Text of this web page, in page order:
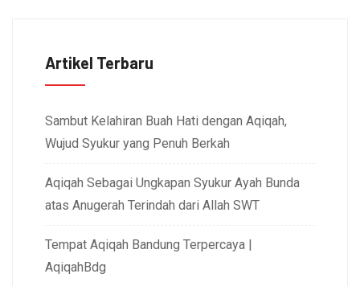
Artikel Terbaru
Sambut Kelahiran Buah Hati dengan Aqiqah,
Wujud Syukur yang Penuh Berkah
Aqiqah Sebagai Ungkapan Syukur Ayah Bunda
atas Anugerah Terindah dari Allah SWT
Tempat Aqiqah Bandung Terpercaya |
AqiqahBdg